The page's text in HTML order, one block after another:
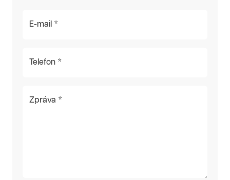
E-mail *
Telefon *
Zpráva *